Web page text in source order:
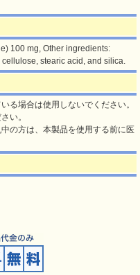
100 mg, Other ingredients:
stearic acid, and silica.
る場合は使用しないでください。
い。
の方は、本製品を使用する前に医